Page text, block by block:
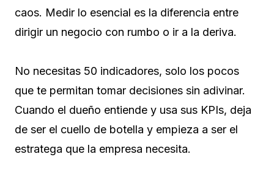
caos. Medir lo esencial es la diferencia entre
dirigir un negocio con rumbo o ir a la deriva.
No necesitas 50 indicadores, solo los pocos
que te permitan tomar decisiones sin adivinar.
Cuando el dueño entiende y usa sus KPIs, deja
de ser el cuello de botella y empieza a ser el
estratega que la empresa necesita.